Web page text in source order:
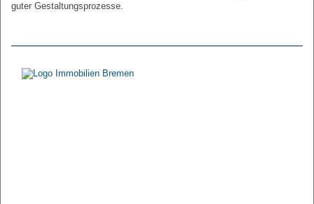
guter Gestaltungsprozesse.